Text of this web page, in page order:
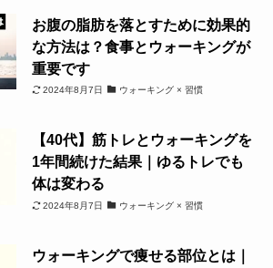
お腹の脂肪を落とすために効果的
な方法は？食事とウォーキングが
重要です
2024年8月7日 ウォーキング × 習慣
【40代】筋トレとウォーキングを
1年間続けた結果｜ゆるトレでも
体は変わる
2024年8月7日 ウォーキング × 習慣
ウォーキングで痩せる部位とは｜